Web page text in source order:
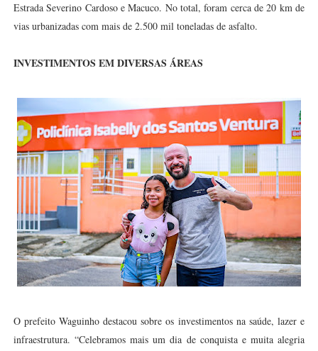
Estrada Severino Cardoso e Macuco. No total, foram cerca de 20 km de
vias urbanizadas com mais de 2.500 mil toneladas de asfalto.
INVESTIMENTOS EM DIVERSAS ÁREAS
O prefeito Waguinho destacou sobre os investimentos na saúde, lazer e
infraestrutura. “Celebramos mais um dia de conquista e muita alegria